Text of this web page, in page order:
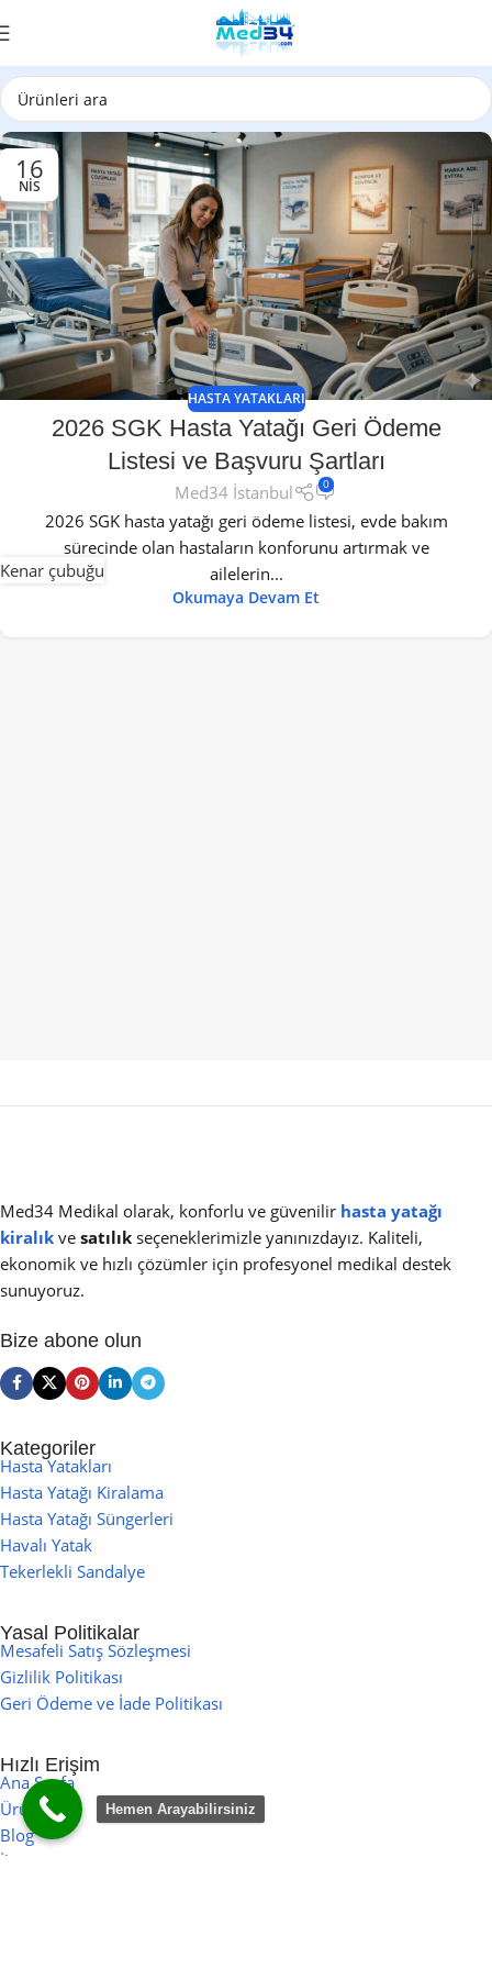
16
NIS
HASTA YATAKLARI
2026 SGK Hasta Yatağı Geri Ödeme
Listesi ve Başvuru Şartları
Med34 İstanbul 0
2026 SGK hasta yatağı geri ödeme listesi, evde bakım
sürecinde olan hastaların konforunu artırmak ve
ailelerin...
Okumaya Devam Et
Med34 Medikal olarak, konforlu ve güvenilir hasta yatağı
kiralık ve satılık seçeneklerimizle yanınızdayız. Kaliteli,
ekonomik ve hızlı çözümler için profesyonel medikal destek
sunuyoruz.
Bize abone olun
Kategoriler
Hasta Yatakları
Hasta Yatağı Kiralama
Hasta Yatağı Süngerleri
Havalı Yatak
Tekerlekli Sandalye
Yasal Politikalar
Mesafeli Satış Sözleşmesi
Gizlilik Politikası
Geri Ödeme ve İade Politikası
Hızlı Erişim
Ana Sayfa
Ürünler
Blog
İletişim
Kenar çubuğu
Hemen Arayabilirsiniz